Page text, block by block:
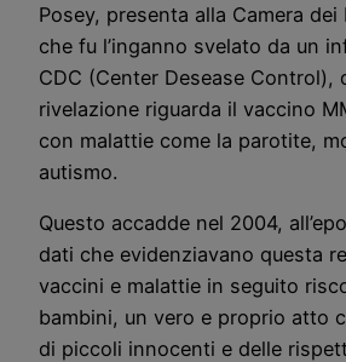
Posey, presenta alla Camera
che fu l’inganno svelato da un
CDC (Center Desease Control),
rivelazione riguarda il vaccino
con malattie come la parotite,
autismo.
Questo accadde nel 2004,
dati che evidenziavano questa
vaccini e malattie in seguito
bambini, un vero e proprio atto
di piccoli innocenti e delle